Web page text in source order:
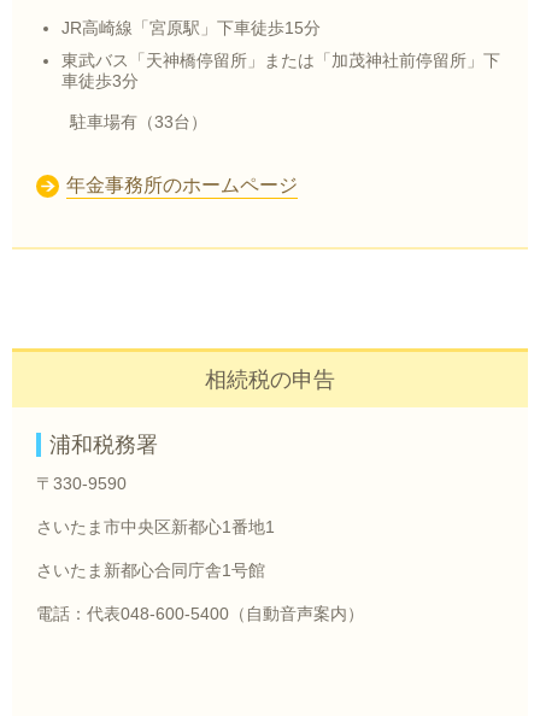
JR高崎線「宮原駅」下車徒歩15分
東武バス「天神橋停留所」または「加茂神社前停留所」下
車徒歩3分
駐車場有（33台）
年金事務所のホームページ
相続税の申告
浦和税務署
〒330-9590
さいたま市中央区新都心1番地1
さいたま新都心合同庁舎1号館
電話：代表048-600-5400（自動音声案内）